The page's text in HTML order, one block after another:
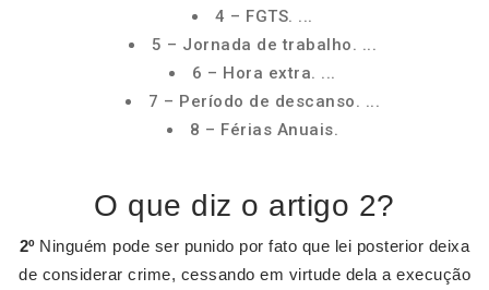
4 – FGTS. ...
5 – Jornada de trabalho. ...
6 – Hora extra. ...
7 – Período de descanso. ...
8 – Férias Anuais.
O que diz o artigo 2?
2ºNinguém pode ser punido por fato que lei posterior deixa
de considerar crime, cessando em virtude dela a execução